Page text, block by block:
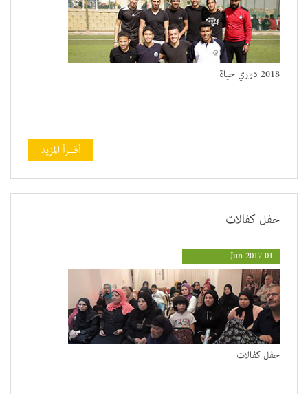
2018 دوري حياة
أقــرأ المزيد
حفل كفالات
01 Jun 2017
حفل كفالات